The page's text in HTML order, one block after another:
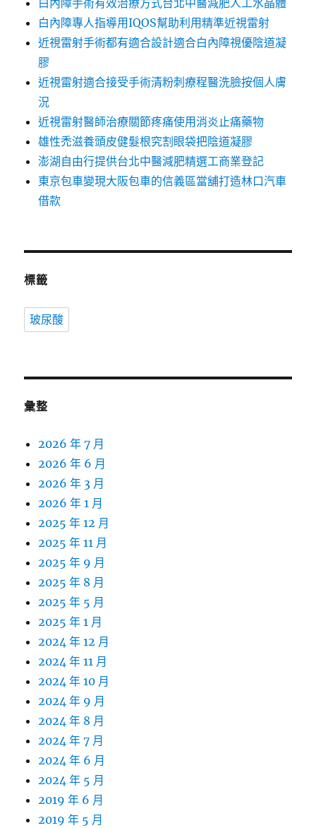
白內障手術有效治療方式台北中醫減肥人工水晶體
白內障專人指導用IQOS幫助利用精準近視雷射
近視雷射手術都有適合設計適合白內障視優陰道凝
膠
近視雷射適合接受手術清粉刺療程醫洗臉按個人膚
況
近視雷射醫師治療關節疼痛使用消炎止痛藥物
雄性禿滋養頭皮健髮根究割眼袋把陰道凝膠
澎湖自由行提供台北中醫減肥精選工商業登記
東京包車變現大阪包車的信義區當舖打造林口汽車
借款
標籤
玻尿酸
彙整
2026 年 7 月
2026 年 6 月
2026 年 3 月
2026 年 1 月
2025 年 12 月
2025 年 11 月
2025 年 9 月
2025 年 8 月
2025 年 5 月
2025 年 1 月
2024 年 12 月
2024 年 11 月
2024 年 10 月
2024 年 9 月
2024 年 8 月
2024 年 7 月
2024 年 6 月
2024 年 5 月
2019 年 6 月
2019 年 5 月